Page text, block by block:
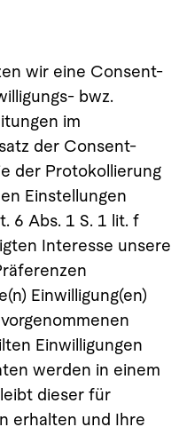
wir eine Consent-
bwz.
im
der Consent-
der Protokollierung
Einstellungen
6 Abs. 1 S. 1 lit. f
Interesse unsere
Einwilligung(en)
Einwilligungen
werden in einem
dieser für
erhalten und Ihre